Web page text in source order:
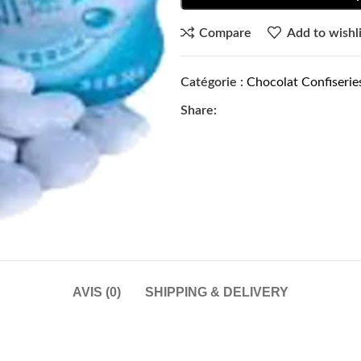
Compare Add to
Catégorie : Chocolat
Share:
AVIS (0) SHIPPING & DELIVERY